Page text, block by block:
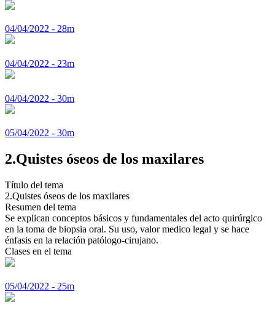
04/04/2022 - 28m
04/04/2022 - 23m
04/04/2022 - 30m
05/04/2022 - 30m
2.Quistes óseos de los maxilares
Título del tema
2.Quistes óseos de los maxilares
Resumen del tema
Se explican conceptos básicos y fundamentales del acto quirúrgico
en la toma de biopsia oral. Su uso, valor medico legal y se hace
énfasis en la relación patólogo-cirujano.
Clases en el tema
05/04/2022 - 25m